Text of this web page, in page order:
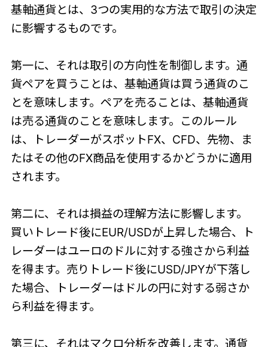
基軸通貨とは、3つの実用的な方法で取引の決定
に影響するものです。
第一に、それは取引の方向性を制御します。通
貨ペアを買うことは、基軸通貨は買う通貨のこ
とを意味します。ペアを売ることは、基軸通貨
は売る通貨のことを意味します。このルール
は、トレーダーがスポットFX、CFD、先物、ま
たはその他のFX商品を使用するかどうかに適用
されます。
第二に、それは損益の理解方法に影響します。
買いトレード後にEUR/USDが上昇した場合、ト
レーダーはユーロのドルに対する強さから利益
を得ます。売りトレード後にUSD/JPYが下落し
た場合、トレーダーはドルの円に対する弱さか
ら利益を得ます。
第三に、それはマクロ分析を改善します。通貨